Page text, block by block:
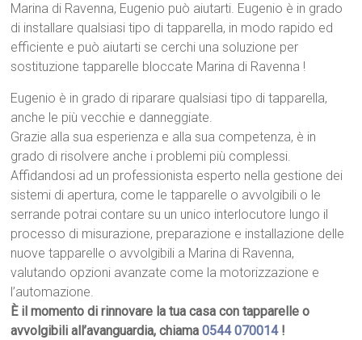
Marina di Ravenna, Eugenio può aiutarti. Eugenio è in grado
di installare qualsiasi tipo di tapparella, in modo rapido ed
efficiente e può aiutarti se cerchi una soluzione per
sostituzione tapparelle bloccate Marina di Ravenna !
Eugenio è in grado di riparare qualsiasi tipo di tapparella,
anche le più vecchie e danneggiate.
Grazie alla sua esperienza e alla sua competenza, è in
grado di risolvere anche i problemi più complessi.
Affidandosi ad un professionista esperto nella gestione dei
sistemi di apertura, come le tapparelle o avvolgibili o le
serrande potrai contare su un unico interlocutore lungo il
processo di misurazione, preparazione e installazione delle
nuove tapparelle o avvolgibili a Marina di Ravenna,
valutando opzioni avanzate come la motorizzazione e
l’automazione.
È il momento di rinnovare la tua casa con tapparelle o
avvolgibili all’avanguardia, chiama0544 070014!